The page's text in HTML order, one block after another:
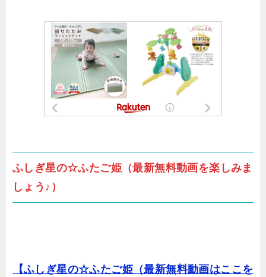
ふしぎ星の☆ふたご姫（最新無料動画を楽しみま
しょう♪）
【ふしぎ星の☆ふたご姫（最新無料動画はここを